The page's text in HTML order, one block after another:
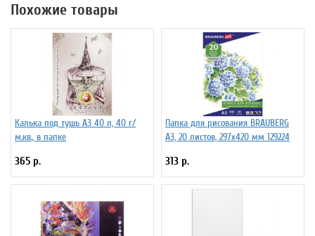
Похожие товары
Калька под тушь А3 40 л, 40 г/
м.кв., в папке
365 р.
Папка для рисования BRAUBERG
А3, 20 листов, 297х420 мм 129224
313 р.